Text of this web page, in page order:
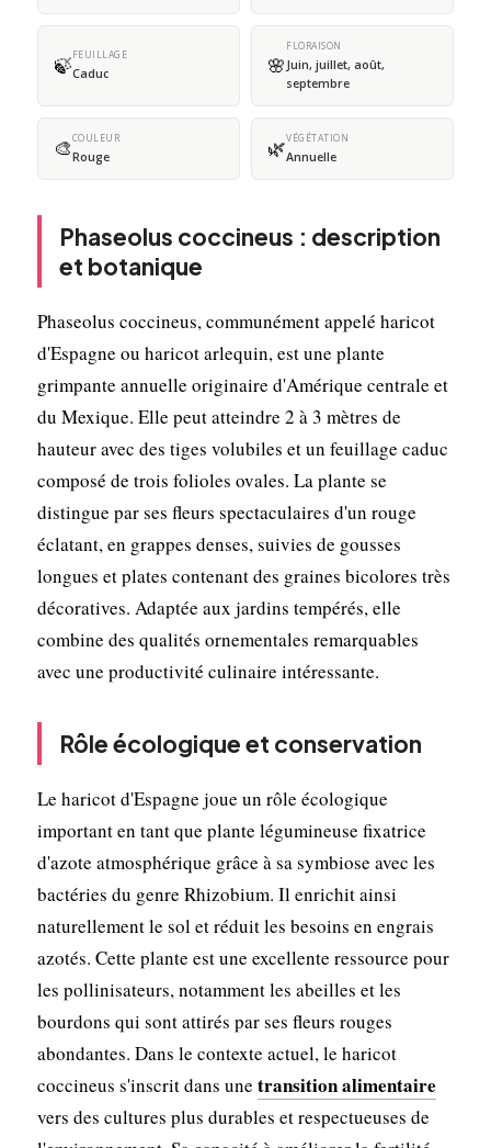
🍃FEUILLAGE
Caduc 🌸
FLORAISON
Juin, juillet, août,
septembre
🎨COULEUR
Rouge 🌿VÉGÉTATION
Annuelle
Phaseolus coccineus : description
et botanique
Phaseolus coccineus, communément appelé haricot
d'Espagne ou haricot arlequin, est une plante
grimpante annuelle originaire d'Amérique centrale et
du Mexique. Elle peut atteindre 2 à 3 mètres de
hauteur avec des tiges volubiles et un feuillage caduc
composé de trois folioles ovales. La plante se
distingue par ses fleurs spectaculaires d'un rouge
éclatant, en grappes denses, suivies de gousses
longues et plates contenant des graines bicolores très
décoratives. Adaptée aux jardins tempérés, elle
combine des qualités ornementales remarquables
avec une productivité culinaire intéressante.
Rôle écologique et conservation
Le haricot d'Espagne joue un rôle écologique
important en tant que plante légumineuse fixatrice
d'azote atmosphérique grâce à sa symbiose avec les
bactéries du genre Rhizobium. Il enrichit ainsi
naturellement le sol et réduit les besoins en engrais
azotés. Cette plante est une excellente ressource pour
les pollinisateurs, notamment les abeilles et les
bourdons qui sont attirés par ses fleurs rouges
abondantes. Dans le contexte actuel, le haricot
coccineus s'inscrit dans une transition alimentaire
vers des cultures plus durables et respectueuses de